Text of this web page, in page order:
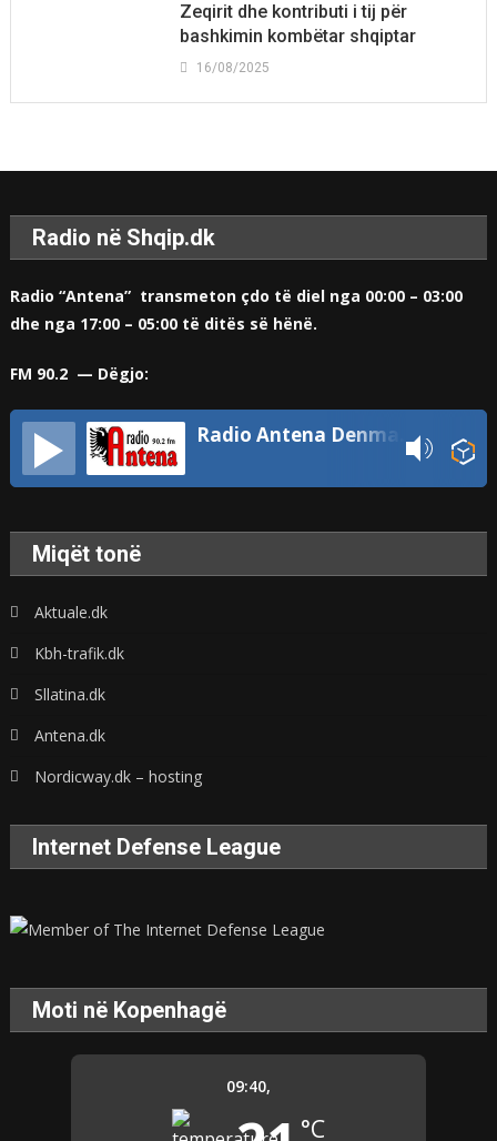
Zeqirit dhe kontributi i tij për
bashkimin kombëtar shqiptar
16/08/2025
Radio në Shqip.dk
Radio “Antena” transmeton çdo të diel nga 00:00 – 03:00
dhe nga 17:00 – 05:00 të ditës së hënë.
FM 90.2 — Dëgjo:
Radio Antena Denmark
Miqët tonë
Aktuale.dk
Kbh-trafik.dk
Sllatina.dk
Antena.dk
Nordicway.dk – hosting
Internet Defense League
Moti në Kopenhagë
09:40,
°C